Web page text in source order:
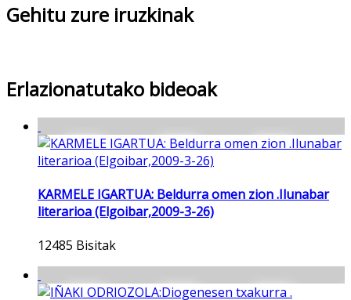
Gehitu zure iruzkinak
Erlazionatutako bideoak
KARMELE IGARTUA: Beldurra omen zion .Ilunabar
literarioa (Elgoibar,2009-3-26)
12485 Bisitak